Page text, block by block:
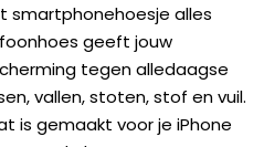
smartphonehoesje alles
geeft jouw
tegen alledaagse
vallen, stoten, stof en vuil.
is gemaakt voor je iPhone